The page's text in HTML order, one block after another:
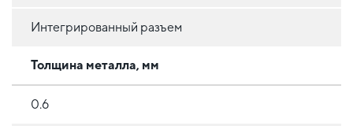
Интегрированный разъем
Толщина металла, мм
0.6